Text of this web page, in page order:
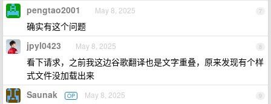
7
pengtao2001 May 8, 2025
确实有这个问题
8
jpyl0423 May 8, 2025
看下请求，之前我这边谷歌翻译也是文字重叠，原来发现有个样
式文件没加载出来
9
Saunak OP May 8, 2025